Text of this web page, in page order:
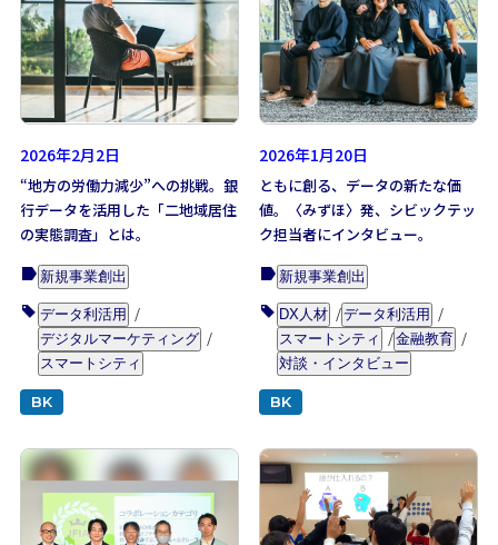
金融教育 対談・インタビュー
イベントレポート
2026年2月2日
“地方の労働力減少”への挑戦。銀
行データを活用した「二地域居住
の実態調査」とは。
新規事業創出
データ利活用
デジタルマーケティング
スマートシティ
BK
2026年1月20日
ともに創る、データの新たな価
値。〈みずほ〉発、シビックテッ
ク担当者にインタビュー。
新規事業創出
DX人材
データ利活用
スマートシティ
金融教育
対談・インタビュー
BK